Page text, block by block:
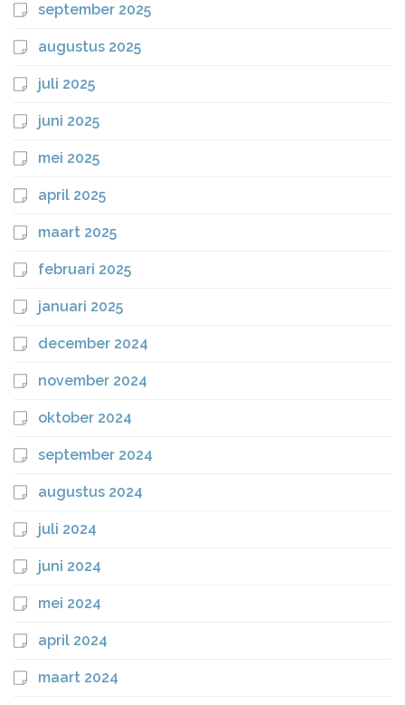
september 2025
augustus 2025
juli 2025
juni 2025
mei 2025
april 2025
maart 2025
februari 2025
januari 2025
december 2024
november 2024
oktober 2024
september 2024
augustus 2024
juli 2024
juni 2024
mei 2024
april 2024
maart 2024